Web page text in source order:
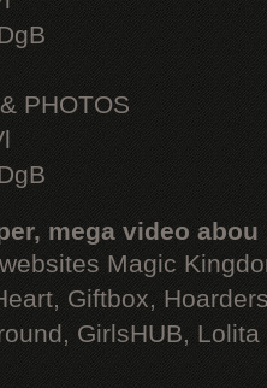
PHOTOS
mega video abou
Magic
Giftbox,
GirlsHUB, Lolita